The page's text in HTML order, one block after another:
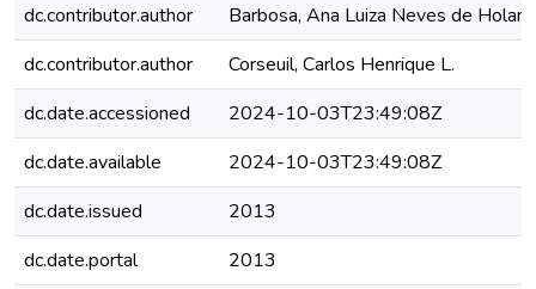
dc.contributor.author
Barbosa, Ana Luiza Neves de
dc.contributor.author
Corseuil, Carlos Henrique L.
dc.date.accessioned
2024-10-03T23:49:08Z
dc.date.available
2024-10-03T23:49:08Z
dc.date.issued
2013
dc.date.portal
2013